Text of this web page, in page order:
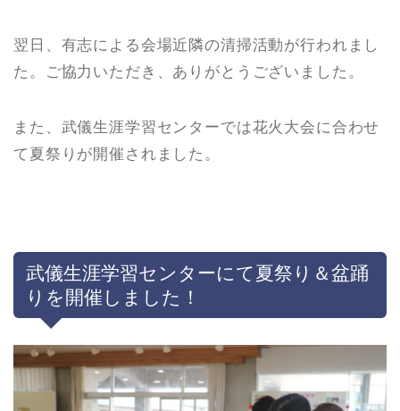
翌日、有志による会場近隣の清掃活動が行われまし
た。ご協力いただき、ありがとうございました。
また、武儀生涯学習センターでは花火大会に合わせ
て夏祭りが開催されました。
武儀生涯学習センターにて夏祭り＆盆踊
りを開催しました！